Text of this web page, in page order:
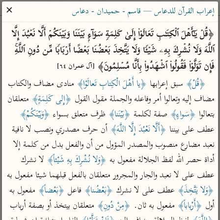
ساهم معنا في نشر القرآن والعلم الشرعي
الباحث القرآني
بحث تفسير علوم مصاحف معاجم
Type 2 or more characters for results.
Type 1 or more
characters for results.
أمّهات
تفسير الطبري
تفسير ابن كثير
تفسير القرطبي
تفسير البغوي
عامّة
فتح البيان للقنوجي
فتح القدير للشوكاني
تفسير ابن جزي
موسوعات
معاصرة
الميسر
المختصر في
التفسير
تفسير السعدي
أيسر التفاسير
إعراب القرآن للدعاس — قاسم - حميدان - دعاس
✕
فَإِن تَوَلَّوۡا۟ فَقُولُوا۟ ٱشۡهَدُوا۟ بِأَنَّا مُسۡلِمُونَ﴾ [آل عمران ٦٤]
﴿قُلْ﴾ سبق إعرابها ﴿يا أَهْلَ الْكِتابِ تَعالَوْا﴾
مضاف إليه وتعالوا أمر وفاعله والجملة مقول القول ﴿إِلى كَلِمَةٍ﴾
بتعالوا ﴿سَواءٍ﴾ صفة لكلمة ﴿بَيْنَنا﴾ ظرف متعلق بسواء ﴿وَبَيْنَكُمْ﴾
عطف على بيننا ﴿أَلَّا نَعْبُدَ إِلَّا اللَّهَ﴾
أداة حصر الله لفظ الجلالة مفعول به ﴿وَلا نُشْرِكَ بِهِ شَيْئاً﴾
عطف على لا نعبد والجار والمجرور متعلقان بالفعل قبلهما شيئا مفعول به
﴿وَلا يَتَّخِذَ﴾ عطف على لا نشرك ﴿بَعْضُنا﴾ فاعل ﴿بَعْضاً﴾
أول ﴿أَرْباباً﴾ مفعول به ثان. ﴿مِنْ دُونِ﴾ متعلقان بيتخذ أو بصفة أرباب